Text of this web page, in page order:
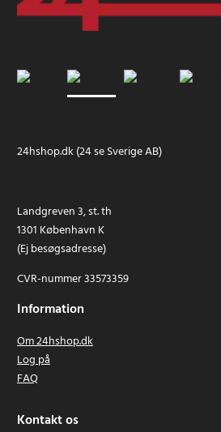
24hshop.dk (24 se Sverige AB)
Landgreven 3, st. th
1301 København K
(Ej besøgsadresse)
CVR-nummer 33573359
Information
Om 24hshop.dk
Log på
FAQ
Kontakt os